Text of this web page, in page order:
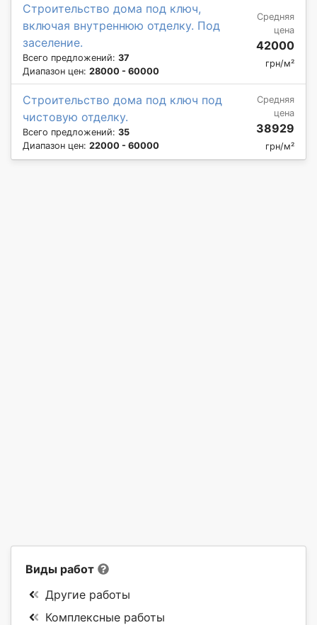
Строительство дома под ключ,
включая внутреннюю отделку. Под
заселение.
Всего предложений: 37
Диапазон цен: 28000 - 60000
Средняя
цена
42000
грн/м²
Строительство дома под ключ под
чистовую отделку.
Всего предложений: 35
Диапазон цен: 22000 - 60000
Средняя
цена
38929
грн/м²
Виды работ
Другие работы
Комплексные работы